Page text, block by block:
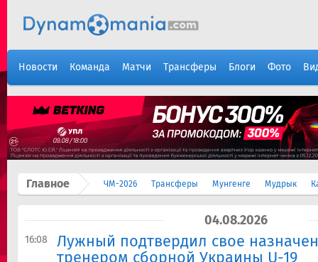
Новости Команда Матчи Трансферы Блоги Фото
Главное ЧМ-2026 Трансферы Мунгенге Мудрык
04.08.2026
16:08
Лужный подтвердил свое
тренером сборной Украины U-19